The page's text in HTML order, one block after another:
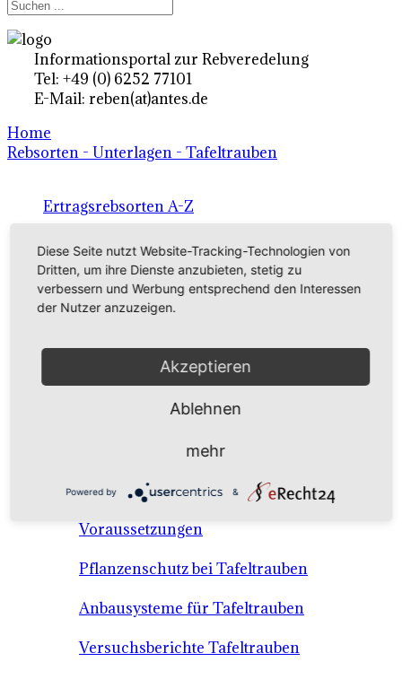
Informationsportal zur Rebveredelung
Tel: +49 (0) 6252 77101
E-Mail: reben(at)antes.de
Home
Rebsorten - Unterlagen - Tafeltrauben
Ertragsrebsorten A-Z
Rebsorten international
Tafeltraubensorten
Anbausysteme & Recht
Voraussetzungen
Pflanzenschutz bei Tafeltrauben
Anbausysteme für Tafeltrauben
Versuchsberichte Tafeltrauben
Diese Seite nutzt Website-Tracking-Technologien von
Dritten, um ihre Dienste anzubieten, stetig zu
verbessern und Werbung entsprechend den Interessen
der Nutzer anzuzeigen.
Akzeptieren
Ablehnen
mehr
Powered by &